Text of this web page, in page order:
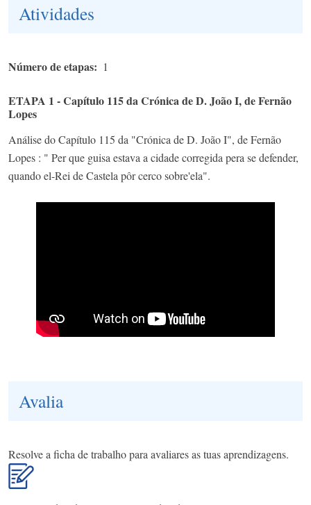
Atividades
Número de etapas 1
ETAPA 1 - Capítulo 115 da Crónica de D. João I, de Fernão
Lopes
Análise do Capítulo 115 da "Crónica de D. João I", de Fernão
Lopes : " Per que guisa estava a cidade corregida pera se defender,
quando el-Rei de Castela pôr cerco sobre'ela".
Avalia
Resolve a ficha de trabalho para avaliares as tuas aprendizagens.